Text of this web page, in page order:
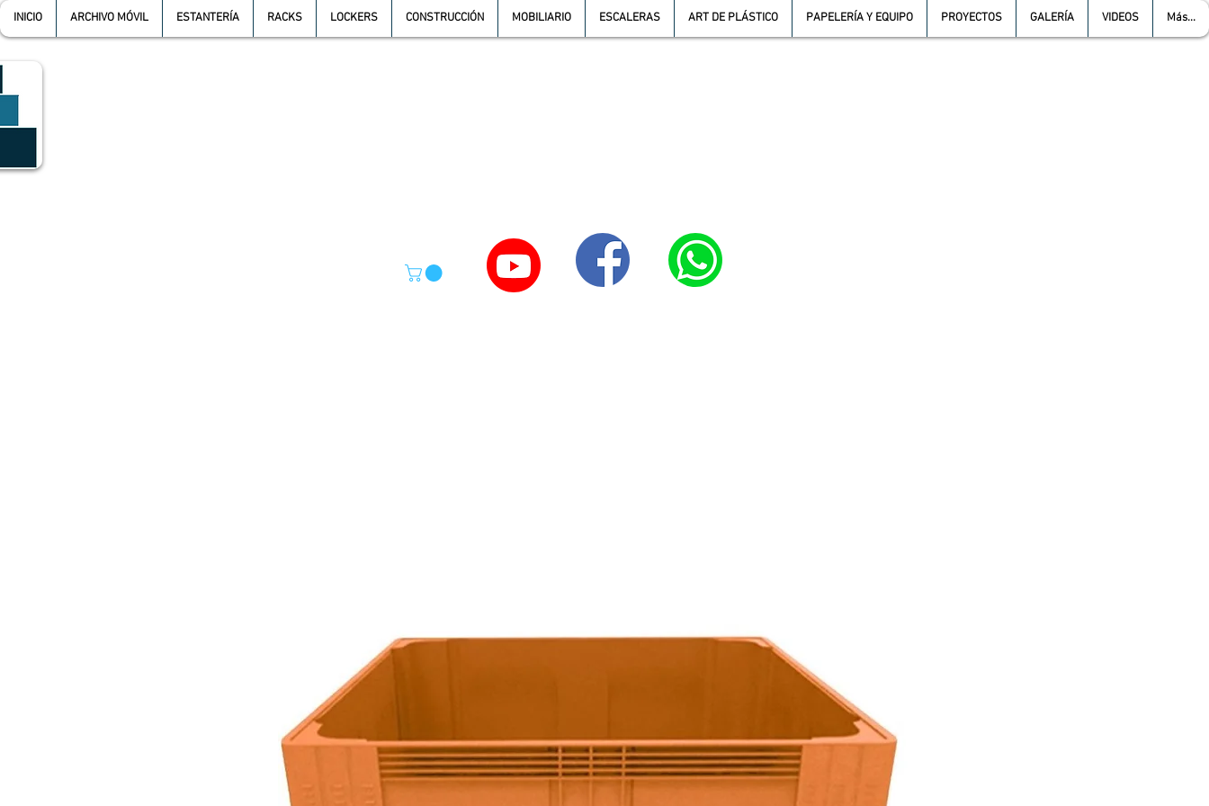
INICIO ARCHIVO MÓVIL ESTANTERÍA RACKS LOCKERS CONSTRUCCIÓN MOBILIARIO ESCALERAS ART DE PLÁSTICO PAPELERÍA Y EQUIPO PROYECTOS GALERÍA VIDEOS Más...